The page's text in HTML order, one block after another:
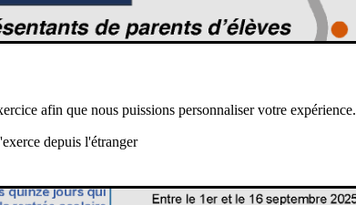
afin que nous puissions personnaliser votre expérience.
depuis l'étranger